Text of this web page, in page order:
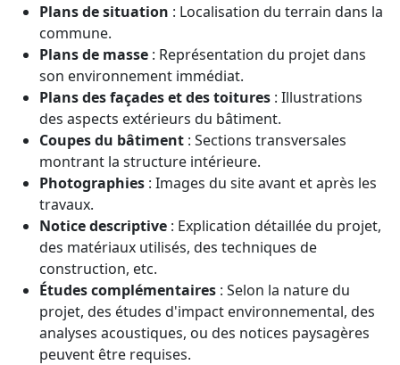
Plans de situation : Localisation du terrain dans la
commune.
Plans de masse : Représentation du projet dans
son environnement immédiat.
Plans des façades et des toitures : Illustrations
des aspects extérieurs du bâtiment.
Coupes du bâtiment : Sections transversales
montrant la structure intérieure.
Photographies : Images du site avant et après les
travaux.
Notice descriptive : Explication détaillée du projet,
des matériaux utilisés, des techniques de
construction, etc.
Études complémentaires : Selon la nature du
projet, des études d'impact environnemental, des
analyses acoustiques, ou des notices paysagères
peuvent être requises.